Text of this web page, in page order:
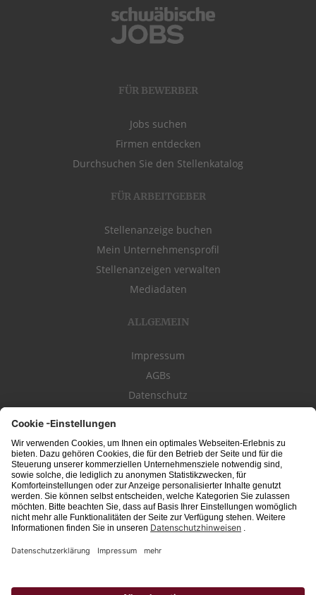
FÜR BEWERBER
Jobs suchen
Firmen entdecken
Durchsuchen Sie den Stellenkatalog
FÜR ARBEITGEBER
Stellenanzeige buchen
Mein Unternehmensprofil
Stellenanzeigen verwalten
Mediadaten
ALLGEMEIN
Impressum
AGBs
Datenschutz
schwäbischeJOBS - die Stellenbörse für die RegionBodensee, Schwaben,
Ostalbund Allgäu. Alle Jobs im Süden!
Auszubildende, Berufseinsteiger, Fachkräfte und Führungskräfte! Aktuelle
Zeitung, Aalener Nachrichten, Lindauer Zeitung, Gränzbote, Heuberger Bote